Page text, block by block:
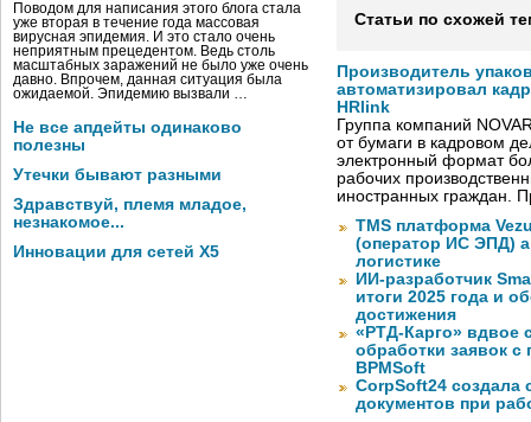
Поводом для написания этого блога стала
уже вторая в течение года массовая
вирусная эпидемия. И это стало очень
неприятным прецедентом. Ведь столь
масштабных заражений не было уже очень
давно. Впрочем, данная ситуация была
ожидаемой. Эпидемию вызвали …
Не все апдейты одинаково
полезны
Утечки бывают разными
Здравствуй, племя младое,
незнакомое...
Инновации для сетей X5
Статьи по схожей
Производитель
автоматизировал
HRlink
Группа компаний
от бумаги в кадровом
электронный формат
рабочих
иностранных граждан.
TMS платформа
(оператор ИС ЭПД)
логистике
ИИ-разработчик
итоги 2025 года и
достижения
«РТД-Карго» вдвое
обработки заявок
BPMSoft
CorpSoft24 создала
документов при